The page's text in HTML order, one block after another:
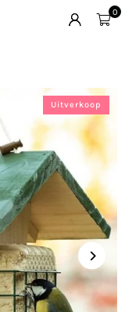
0
Uitverkoop